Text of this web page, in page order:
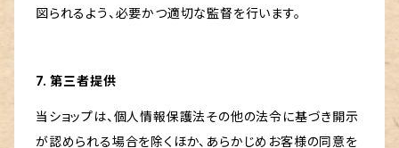
図られるよう、必要かつ適切な監督を行います。
7. 第三者提供
当ショップは、個人情報保護法その他の法令に基づき開示
が認められる場合を除くほか、あらかじめお客様の同意を